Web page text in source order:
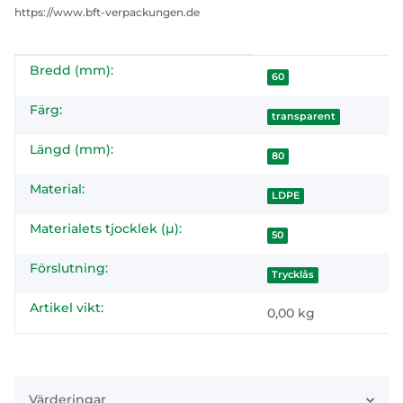
https://www.bft-verpackungen.de
#productDetails.itemInformation#
#productDetails.itemValue#
Bredd (mm): 60
Färg: transparent
Längd (mm): 80
Material: LDPE
Materialets tjocklek (µ): 50
Förslutning: Trycklås
Artikel vikt: 0,00 kg
Värderingar